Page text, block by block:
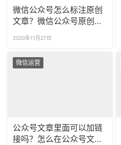
微信公众号怎么标注原创
文章？微信公众号原创声
2020年11月27日
微信运营
公众号文章里面可以加链
接吗？怎么在公众号文章